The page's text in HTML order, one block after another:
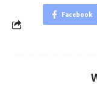
Facebook